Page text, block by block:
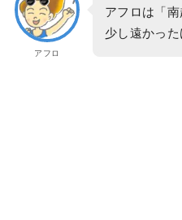
アフロ
アフロは「
少し遠かっ